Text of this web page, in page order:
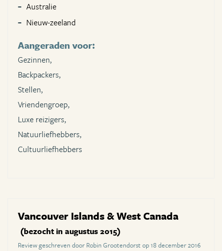
Australie
Nieuw-zeeland
Aangeraden voor:
Gezinnen,
Backpackers,
Stellen,
Vriendengroep,
Luxe reizigers,
Natuurliefhebbers,
Cultuurliefhebbers
Vancouver Islands & West Canada
(bezocht in augustus 2015)
Review geschreven door Robin Grootendorst op 18 december 2016